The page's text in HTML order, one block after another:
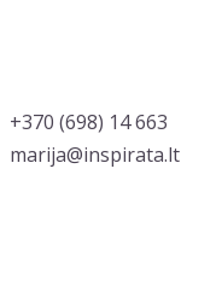
‭+370 (698) 14 663
marija@inspirata.lt